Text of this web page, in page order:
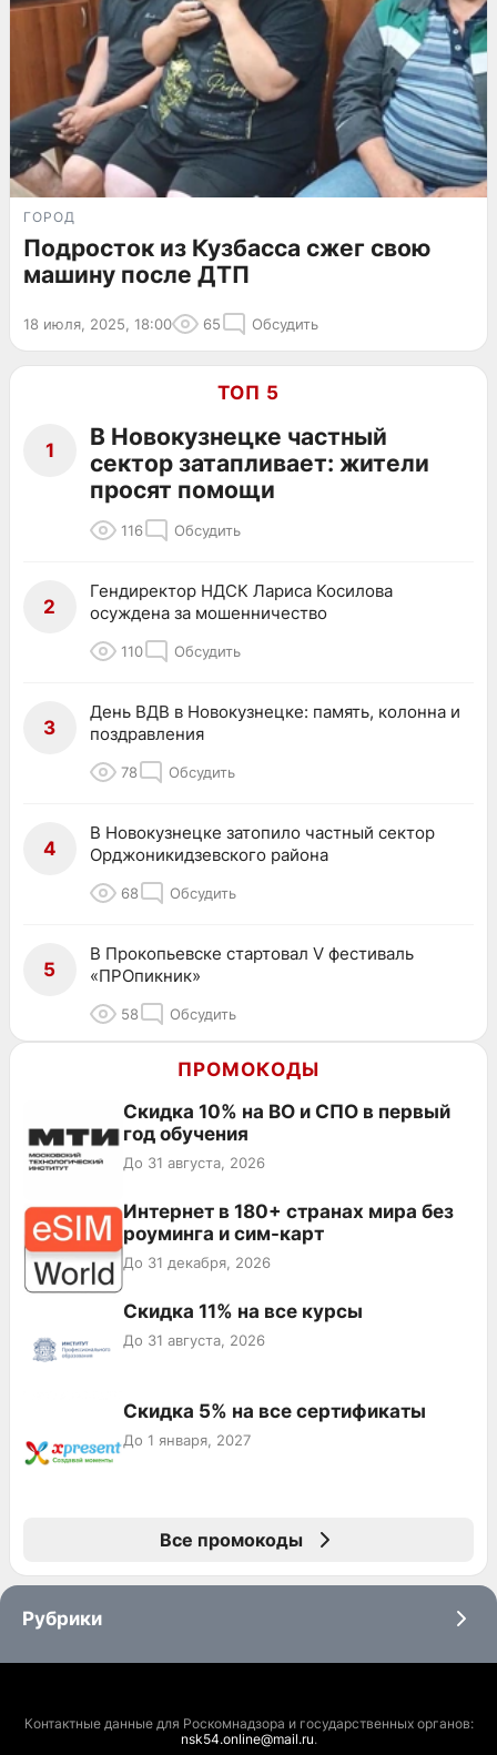
ГОРОД
Подросток из Кузбасса сжег свою
машину после ДТП
18 июля, 2025, 18:00 65 Обсудить
ТОП 5
1
В Новокузнецке частный
сектор затапливает: жители
просят помощи
116 Обсудить
2
Гендиректор НДСК Лариса Косилова
осуждена за мошенничество
110 Обсудить
3
День ВДВ в Новокузнецке: память, колонна и
поздравления
78 Обсудить
4
В Новокузнецке затопило частный сектор
Орджоникидзевского района
68 Обсудить
5
В Прокопьевске стартовал V фестиваль
«ПРОпикник»
58 Обсудить
ПРОМОКОДЫ
Скидка 10% на ВО и СПО в первый
год обучения
До 31 августа, 2026
Интернет в 180+ странах мира без
роуминга и сим-карт
До 31 декабря, 2026
Скидка 11% на все курсы
До 31 августа, 2026
Скидка 5% на все сертификаты
До 1 января, 2027
Все промокоды
Рубрики
Контактные данные для Роскомнадзора и государственных органов:
nsk54.online@mail.ru.